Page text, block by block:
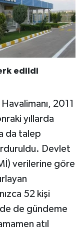
edildi
2011
yıllarda
da talep
Devlet
verilerine göre
52 kişi
de gündeme
atıl